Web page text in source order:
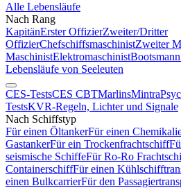
Alle Lebensläufe
Nach Rang
KapitänErster OffizierZweiter/Dritter
OffizierChefschiffsmaschinistZweiter
MaschinistElektromaschinistBootsmann
Lebensläufe von Seeleuten
CES-TestsCES CBTMarlinsMintra
TestsKVR-Regeln, Lichter und Signale
Nach Schiffstyp
Für einen ÖltankerFür einen
GastankerFür ein Trockenfrachtschiff
seismische SchiffeFür Ro-Ro
ContainerschiffFür einen
einen BulkcarrierFür den